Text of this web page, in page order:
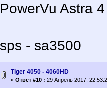
PowerVu Astra
sps - sa3500
Tiger 4050 - 4060HD
« Ответ #10 : 29 Апрель 2017,